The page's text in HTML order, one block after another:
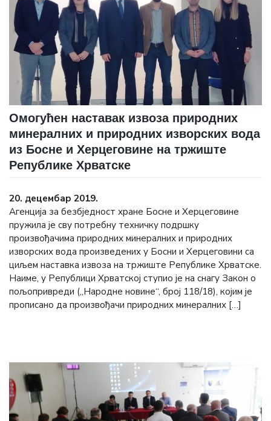
Омогућен наставак извоза природних
минералних и природних изворских вода
из Босне и Херцеговине на тржиште
Републике Хрватске
20. децембар 2019.
Агенција за безбједност хране Босне и Херцеговине
пружила је сву потребну техничку подршку
произвођачима природних минералних и природних
изворских вода произведених у Босни и Херцеговини са
циљем наставка извоза на тржиште Републике Хрватске.
Наиме, у Републици Хрватској ступио је на снагу Закон о
пољопривреди („Народне новине“, број 118/18), којим је
прописано да произвођачи природних минералних […]